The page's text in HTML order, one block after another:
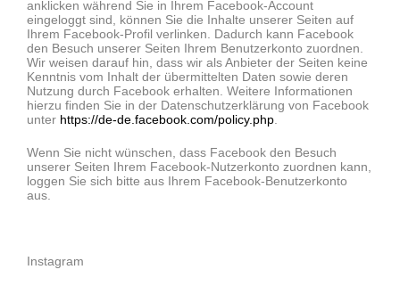
anklicken während Sie in Ihrem Facebook-Account
eingeloggt sind, können Sie die Inhalte unserer Seiten auf
Ihrem Facebook-Profil verlinken. Dadurch kann Facebook
den Besuch unserer Seiten Ihrem Benutzerkonto zuordnen.
Wir weisen darauf hin, dass wir als Anbieter der Seiten keine
Kenntnis vom Inhalt der übermittelten Daten sowie deren
Nutzung durch Facebook erhalten. Weitere Informationen
hierzu finden Sie in der Datenschutzerklärung von Facebook
unter https://de-de.facebook.com/policy.php
Wenn Sie nicht wünschen, dass Facebook den Besuch
unserer Seiten Ihrem Facebook-Nutzerkonto zuordnen kann,
loggen Sie sich bitte aus Ihrem Facebook-Benutzerkonto
aus.
Instagram